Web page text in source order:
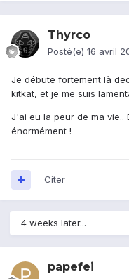
Thyrco
Posté(e) 16 avril
Je débute fortement là
kitkat, et je me suis
J'ai eu la peur de ma vie..
énormément !
Citer
4 weeks later...
papefei